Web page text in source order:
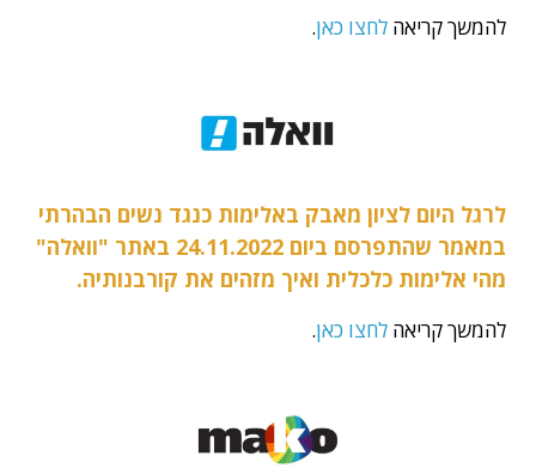
להמשך קריאה לחצו כאן.
לרגל היום לציון מאבק באלימות כנגד נשים הבהרתי
במאמר שהתפרסם ביום 24.11.2022 באתר "וואלה"
מהי אלימות כלכלית ואיך מזהים את קורבנותיה.
להמשך קריאה לחצו כאן.